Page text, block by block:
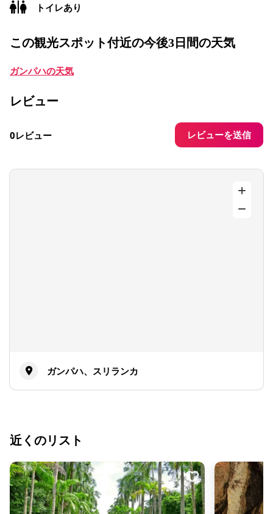
トイレあり
この観光スポット付近の今後3日間の天気
ガンパハの天気
レビュー
0レビュー レビューを送信
ガンパハ、スリランカ
近くのリスト